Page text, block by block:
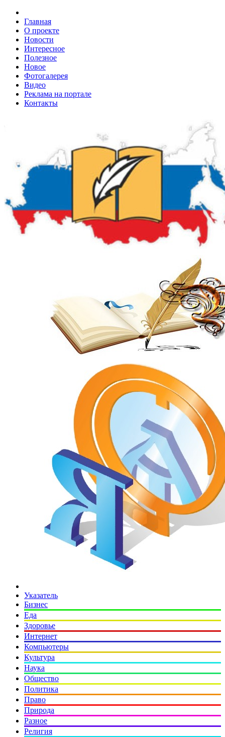
Главная
О проекте
Новости
Интересное
Полезное
Новое
Фотогалерея
Видео
Реклама на портале
Контакты
Указатель
Бизнес
Еда
Здоровье
Интернет
Компьютеры
Культура
Наука
Общество
Политика
Право
Природа
Разное
Религия